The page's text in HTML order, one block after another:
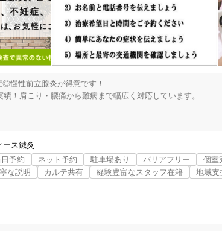
性前立腺炎が得意です！
！肩こり・腰痛から難病まで幅広く対応しています。
症状に特化した専門鍼灸院です。
◎慢性前立腺炎 ◎不妊症 ◎眼精疲労など、
の方は、是非！当院にご相談ください。
関等で検査しても原因がはっきりしないものが多く、
ース鍼灸
日予約 ネット予約 駐車場あり バリアフリー 個室
な説明 カルテ共有 経験豊富なスタッフ在籍 地域支